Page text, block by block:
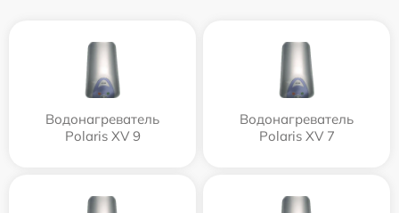
Водонагреватель
Polaris XV 9
Водонагреватель
Polaris XV 7